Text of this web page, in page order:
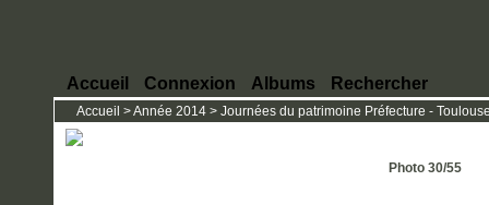
Accueil Connexion Albums Rechercher
Accueil >Année 2014 > Journées du patrimoine Préfecture -
Photo 30/55